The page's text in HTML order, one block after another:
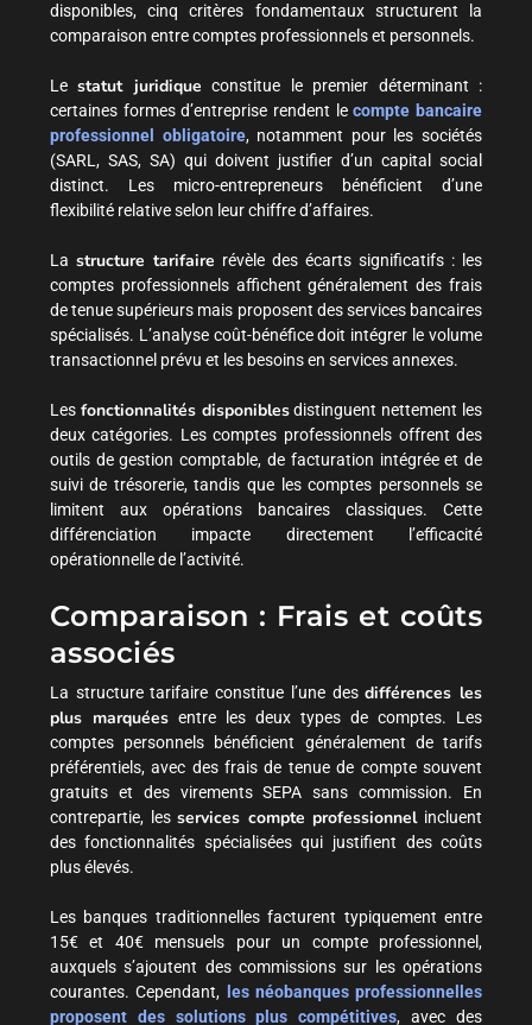
disponibles, cinq critères fondamentaux structurent la
comparaison entre comptes professionnels et personnels.
Lestatut juridique constitue le premier déterminant :
certaines formes d’entreprise rendent lecompte bancaire
professionnel obligatoire, notamment pour les sociétés
(SARL, SAS, SA) qui doivent justifier d’un capital social
distinct. Les micro-entrepreneurs bénéficient d’une
flexibilité relative selon leur chiffre d’affaires.
La structure tarifaire révèle des écarts significatifs : les
comptes professionnels affichent généralement des frais
de tenue supérieurs mais proposent des services bancaires
spécialisés. L’analyse coût-bénéfice doit intégrer le volume
transactionnel prévu et les besoins en services annexes.
Les fonctionnalités disponiblesdistinguent nettement les
deux catégories. Les comptes professionnels offrent des
outils de gestion comptable, de facturation intégrée et de
suivi de trésorerie, tandis que les comptes personnels se
limitent aux opérations bancaires classiques. Cette
différenciation impacte directement l’efficacité
opérationnelle de l’activité.
Comparaison : Frais et coûts
associés
La structure tarifaire constitue l’une desdifférences les
plus marquéesentre les deux types de comptes. Les
comptes personnels bénéficient généralement de tarifs
préférentiels, avec des frais de tenue de compte souvent
gratuits et des virements SEPA sans commission. En
contrepartie, lesservices compte professionnelincluent
des fonctionnalités spécialisées qui justifient des coûts
plus élevés.
Les banques traditionnelles facturent typiquement entre
15€ et 40€ mensuels pour un compte professionnel,
auxquels s’ajoutent des commissions sur les opérations
courantes. Cependant,
les néobanques professionnelles
proposent des solutions plus compétitives, avec des